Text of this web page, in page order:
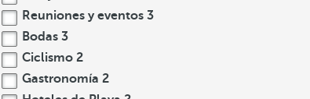
Reuniones y eventos 3
Bodas 3
Ciclismo 2
Gastronomía 2